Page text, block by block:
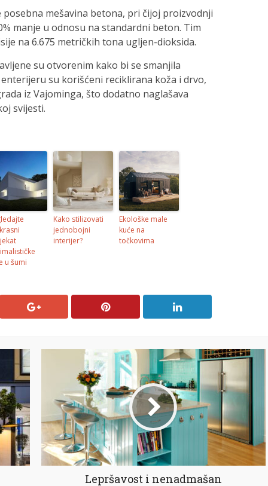
mešavina betona, pri čijoj proizvodnji
manje u odnosu na standardni beton. Tim
na 6.675 metričkih tona ugljen-dioksida.
su otvorenim kako bi se smanjila
su korišćeni reciklirana koža i drvo,
iz Vajominga, što dodatno naglašava
svijesti.
u šumi
Kako stilizovati
jednobojni
interijer?
Ekološke male
kuće na
točkovima
Lepršavost i nenadmašan